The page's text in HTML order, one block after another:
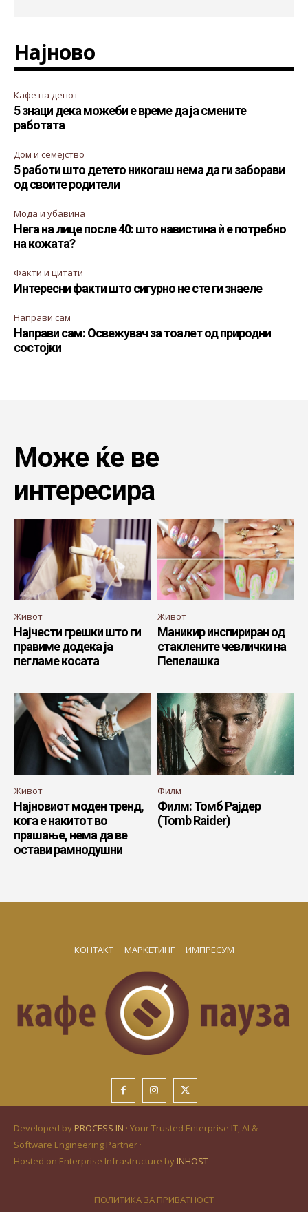
Најново
Кафе на денот
5 знаци дека можеби е време да ја смените
работата
Дом и семејство
5 работи што детето никогаш нема да ги заборави
од своите родители
Мода и убавина
Нега на лице после 40: што навистина ѝ е потребно
на кожата?
Факти и цитати
Интересни факти што сигурно не сте ги знаеле
Направи сам
Направи сам: Освежувач за тоалет од природни
состојки
Може ќе ве
интересира
Живот
Најчести грешки што ги
правиме додека ја
пегламе косата
Живот
Маникир инспириран од
стаклените чевлички на
Пепелашка
Живот
Најновиот моден тренд,
кога е накитот во
прашање, нема да ве
остави рамнодушни
Филм
Филм: Томб Рајдер
(Tomb Raider)
КОНТАКТ МАРКЕТИНГ ИМПРЕСУМ
Developed by PROCESS IN · Your Trusted Enterprise IT, AI &
Software Engineering Partner ·
Hosted on Enterprise Infrastructure by INHOST
ПОЛИТИКА ЗА ПРИВАТНОСТ